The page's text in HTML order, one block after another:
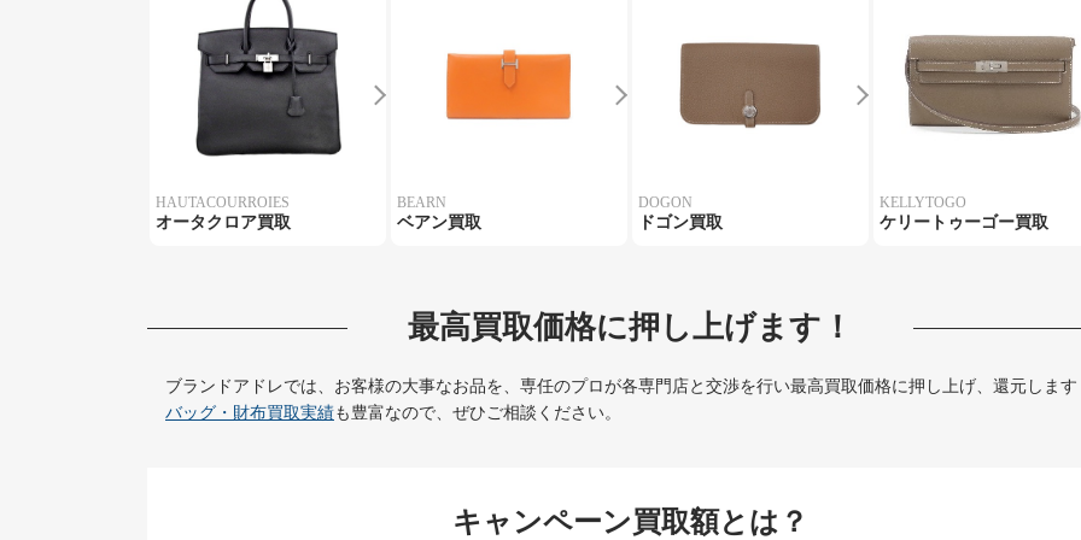
HAUTACOURROIES
オータクロア買取
BEARN
ベアン買取
DOGON
ドゴン買取
KELLYTOGO
ケリートゥーゴー買取
最高買取価格に押し上げます！
ブランドアドレでは、お客様の大事なお品を、専任のプロが各専門店と交渉を行い最高買取価格に押し上げ、還元します
バッグ・財布買取実績も豊富なので、ぜひご相談ください。
キャンペーン買取額とは？